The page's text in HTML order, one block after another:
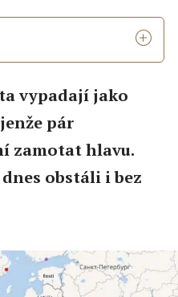
vypadají jako
pár
zamotat hlavu.
obstáli i bez